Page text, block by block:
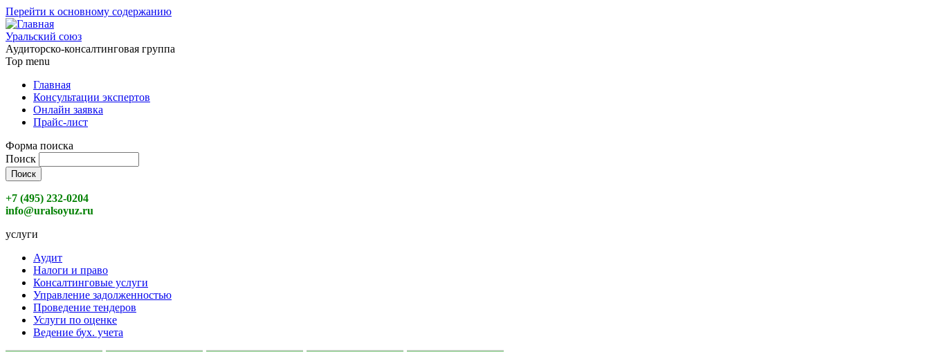
Перейти к основному содержанию
Уральский союз
Аудиторско-консалтинговая группа
Top menu
Главная
Консультации экспертов
Онлайн заявка
Прайс-лист
Форма поиска
Поиск
+7 (495) 232-0204
info@uralsoyuz.ru
услуги
Аудит
Налоги и право
Консалтинговые услуги
Управление задолженностью
Проведение тендеров
Услуги по оценке
Ведение бух. учета